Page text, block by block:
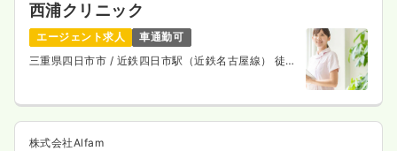
日曜休み
時給1,400円以上可
気になる 詳細を見る
西浦クリニック
エージェント求人
車通勤可
三重県四日市市 / 近鉄四日市駅（近鉄名古屋線） 徒歩
株式会社Alfam